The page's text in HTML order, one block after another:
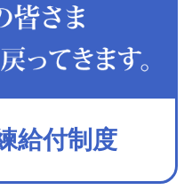
給付制度